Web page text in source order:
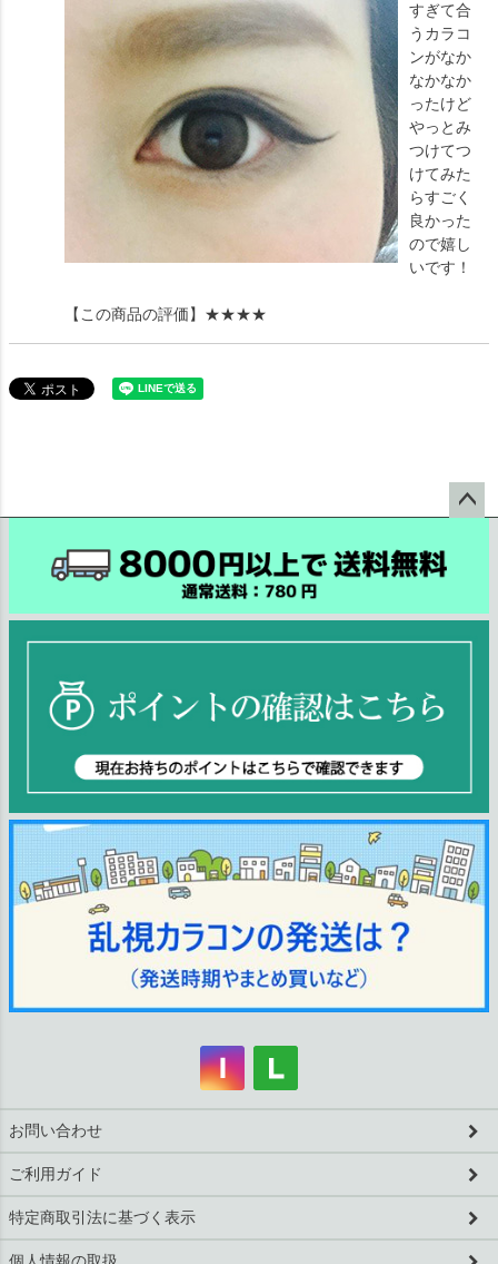
すぎて合
うカラコ
ンがなか
なかなか
ったけど
やっとみ
つけてつ
けてみた
らすごく
良かった
ので嬉し
いです！
【この商品の評価】 ★★★★
お問い合わせ
ご利用ガイド
特定商取引法に基づく表示